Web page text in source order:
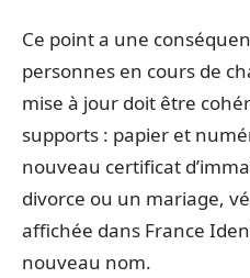
Ce point a une
personnes en cours de
mise à jour doit être
supports : papier et
nouveau certificat
divorce ou un mariage,
affichée dans France
nouveau nom.